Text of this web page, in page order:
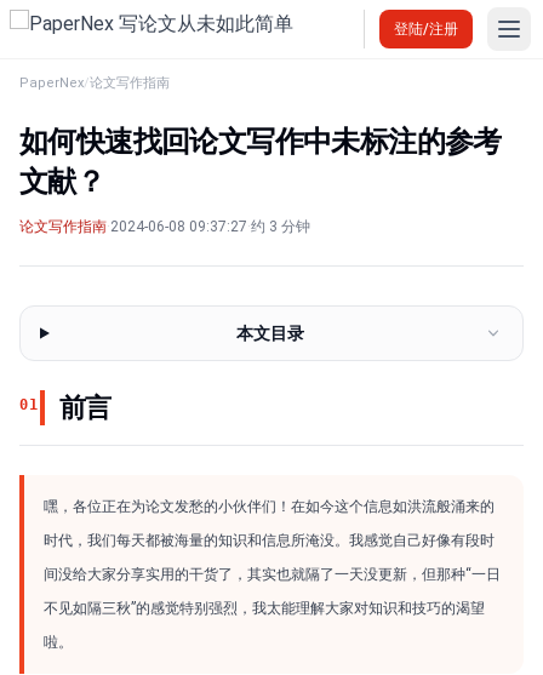
登陆/注册
PaperNex/论文写作指南
如何快速找回论文写作中未标注的参考
文献？
论文写作指南·2024-06-08 09:37:27·约 3 分钟
本文目录
01 前言
嘿，各位正在为论文发愁的小伙伴们！在如今这个信息如洪流般涌来的
时代，我们每天都被海量的知识和信息所淹没。我感觉自己好像有段时
间没给大家分享实用的干货了，其实也就隔了一天没更新，但那种“一日
不见如隔三秋”的感觉特别强烈，我太能理解大家对知识和技巧的渴望
啦。